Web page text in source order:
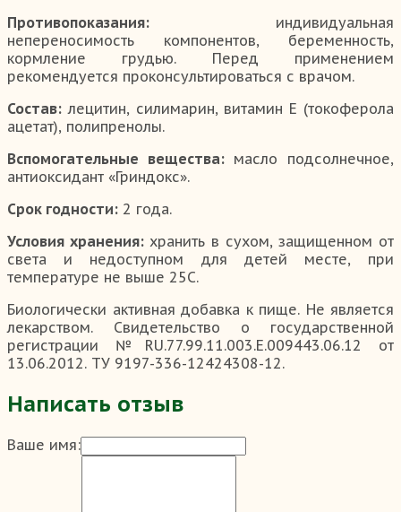
Противопоказания: индивидуальная
непереносимость компонентов, беременность,
кормление грудью. Перед применением
рекомендуется проконсультироваться с врачом.
Состав: лецитин, силимарин, витамин Е (токоферола
ацетат), полипренолы.
Вспомогательные вещества:масло подсолнечное,
антиоксидант «Гриндокс».
Срок годности: 2 года.
Условия хранения:хранить в сухом, защищенном от
света и недоступном для детей месте, при
температуре не выше 25С.
Биологически активная добавка к пище. Не является
лекарством. Свидетельство о государственной
регистрации №RU.77.99.11.003.Е.009443.06.12 от
13.06.2012. ТУ 9197-336-12424308-12.
Написать отзыв
Ваше имя: